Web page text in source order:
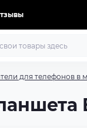
для телефонов в